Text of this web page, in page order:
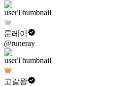
룬레이
@runeray
고갈왕